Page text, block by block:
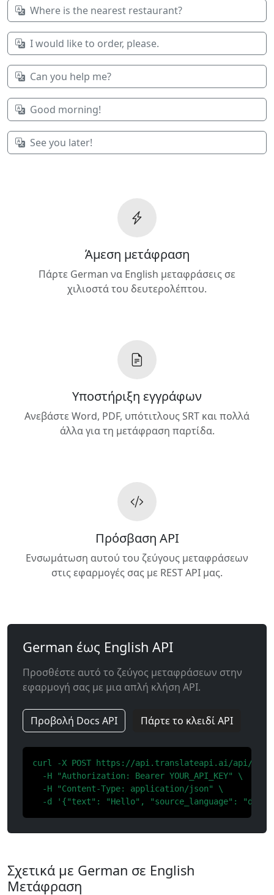
Where is the nearest restaurant?
I would like to order, please.
Can you help me?
Good morning!
See you later!
Άμεση μετάφραση
Πάρτε German να English μεταφράσεις σε
χιλιοστά του δευτερολέπτου.
Υποστήριξη εγγράφων
Ανεβάστε Word, PDF, υπότιτλους SRT και πολλά
άλλα για τη μετάφραση παρτίδα.
Πρόσβαση API
Ενσωμάτωση αυτού του ζεύγους μεταφράσεων
στις εφαρμογές σας με REST API μας.
German έως English API
Προσθέστε αυτό το ζεύγος μεταφράσεων στην
εφαρμογή σας με μια απλή κλήση API.
Προβολή Docs API Πάρτε το κλειδί API
curl -X POST https://api.translateapi.ai/api/v1/
  -H "Authorization: Bearer YOUR_API_KEY" \
  -H "Content-Type: application/json" \
-d '{"text": "Hello", "source_language": "de",
Σχετικά με German σε English
Μετάφραση